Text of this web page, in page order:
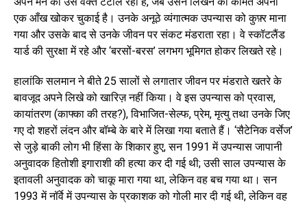
एक आँख खोकर चुकाई है। उनके अनूठे व्यंगात्मक उपन्यास को कुफ़्र माना
गया और उसके बाद से उनके जीवन पर संकट मंडराता रहा। वे स्कॉटलैंड
यार्ड की सुरक्षा में रहे और ‘बरसों-बरस’ लगभग भूमिगत होकर लिखते रहे।
हालांकि सलमान ने बीते 25 सालों से लगातार जीवन पर मंडराते खतरे के
बावजूद अपने लिखे को खारिज़ नहीं किया। वे इस उपन्यास को प्रवास,
कायांतरण (काफ्का की तरह?), विभाजित-सेल्फ, प्रेम, मृत्यु तथा उनके जिए
गए दो शहरों लंदन और बॉम्बे के बारे में लिखा गया बताते हैं। ‘सैटेनिक वर्सेज’
से जुड़े बाकी लोग भी हिंसा के शिकार हुए, सन 1991 में उपन्यास जापानी
अनुवादक हितोशी इगाराशी की हत्या कर दी गई थी; उसी साल उपन्यास के
इतावली अनुवादक को चाकू मारा गया था, लेकिन वह बच गया था। सन
1993 में नॉर्वे में उपन्यास के प्रकाशक को गोली मार दी गई थी, लेकिन वह